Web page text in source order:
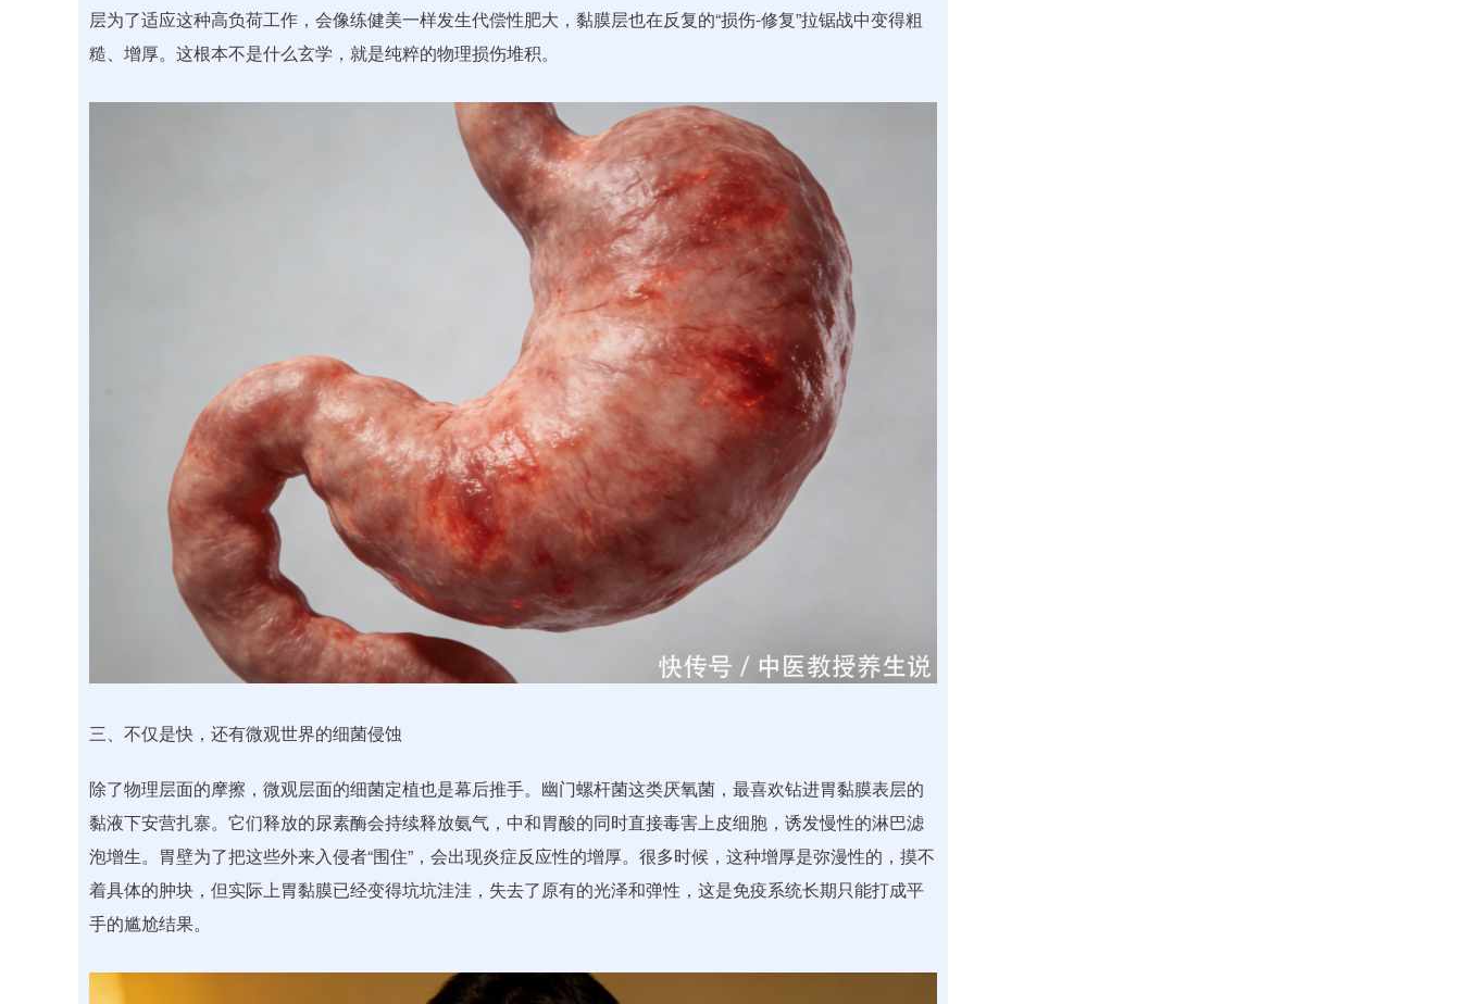
层为了适应这种高负荷工作，会像练健美一样发生代偿性肥大，黏膜层也在反复的“损伤-修复”拉锯战中变得粗
糙、增厚。这根本不是什么玄学，就是纯粹的物理损伤堆积。
三、不仅是快，还有微观世界的细菌侵蚀
除了物理层面的摩擦，微观层面的细菌定植也是幕后推手。幽门螺杆菌这类厌氧菌，最喜欢钻进胃黏膜表层的
黏液下安营扎寨。它们释放的尿素酶会持续释放氨气，中和胃酸的同时直接毒害上皮细胞，诱发慢性的淋巴滤
泡增生。胃壁为了把这些外来入侵者“围住”，会出现炎症反应性的增厚。很多时候，这种增厚是弥漫性的，摸不
着具体的肿块，但实际上胃黏膜已经变得坑坑洼洼，失去了原有的光泽和弹性，这是免疫系统长期只能打成平
手的尴尬结果。